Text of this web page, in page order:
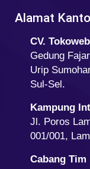
Alamat
CV.
Gedung
Urip
Sul-Sel.
Kampung
Jl. Poros
001/001,
Cabang Tim